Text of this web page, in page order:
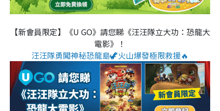
【新會員限定】《U GO》請您睇《汪汪隊立大功：恐龍大
電影》！
汪汪隊勇闖神秘恐龍島🦖火山爆發極限救援🔥